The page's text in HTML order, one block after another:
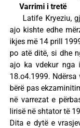
Varrimi i tretë
Latife Kryeziu,
ajo kishte edhe
ikjes më 14 prill
po atë ditë, si dhe
ajo ka vdekur nga
18.o4.1999.
bërë pas
në varrezat e
lirisë në shtator të
Dita e dytë e